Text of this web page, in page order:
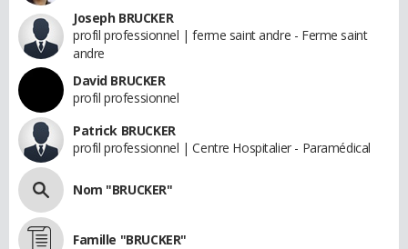
Joseph BRUCKER
profil professionnel | ferme saint andre - Ferme saint
andre
David BRUCKER
profil professionnel
Patrick BRUCKER
profil professionnel | Centre Hospitalier - Paramédical
Nom "BRUCKER"
Famille "BRUCKER"